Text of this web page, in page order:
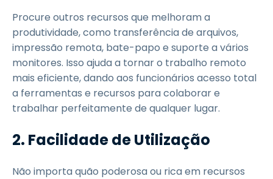
Procure outros recursos que melhoram a
produtividade, como transferência de arquivos,
impressão remota, bate-papo e suporte a vários
monitores. Isso ajuda a tornar o trabalho remoto
mais eficiente, dando aos funcionários acesso total
a ferramentas e recursos para colaborar e
trabalhar perfeitamente de qualquer lugar.
2. Facilidade de Utilização
Não importa quão poderosa ou rica em recursos